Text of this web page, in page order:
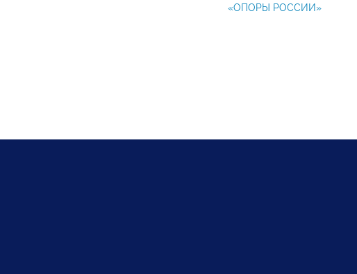
«ОПОРЫ РОССИИ»